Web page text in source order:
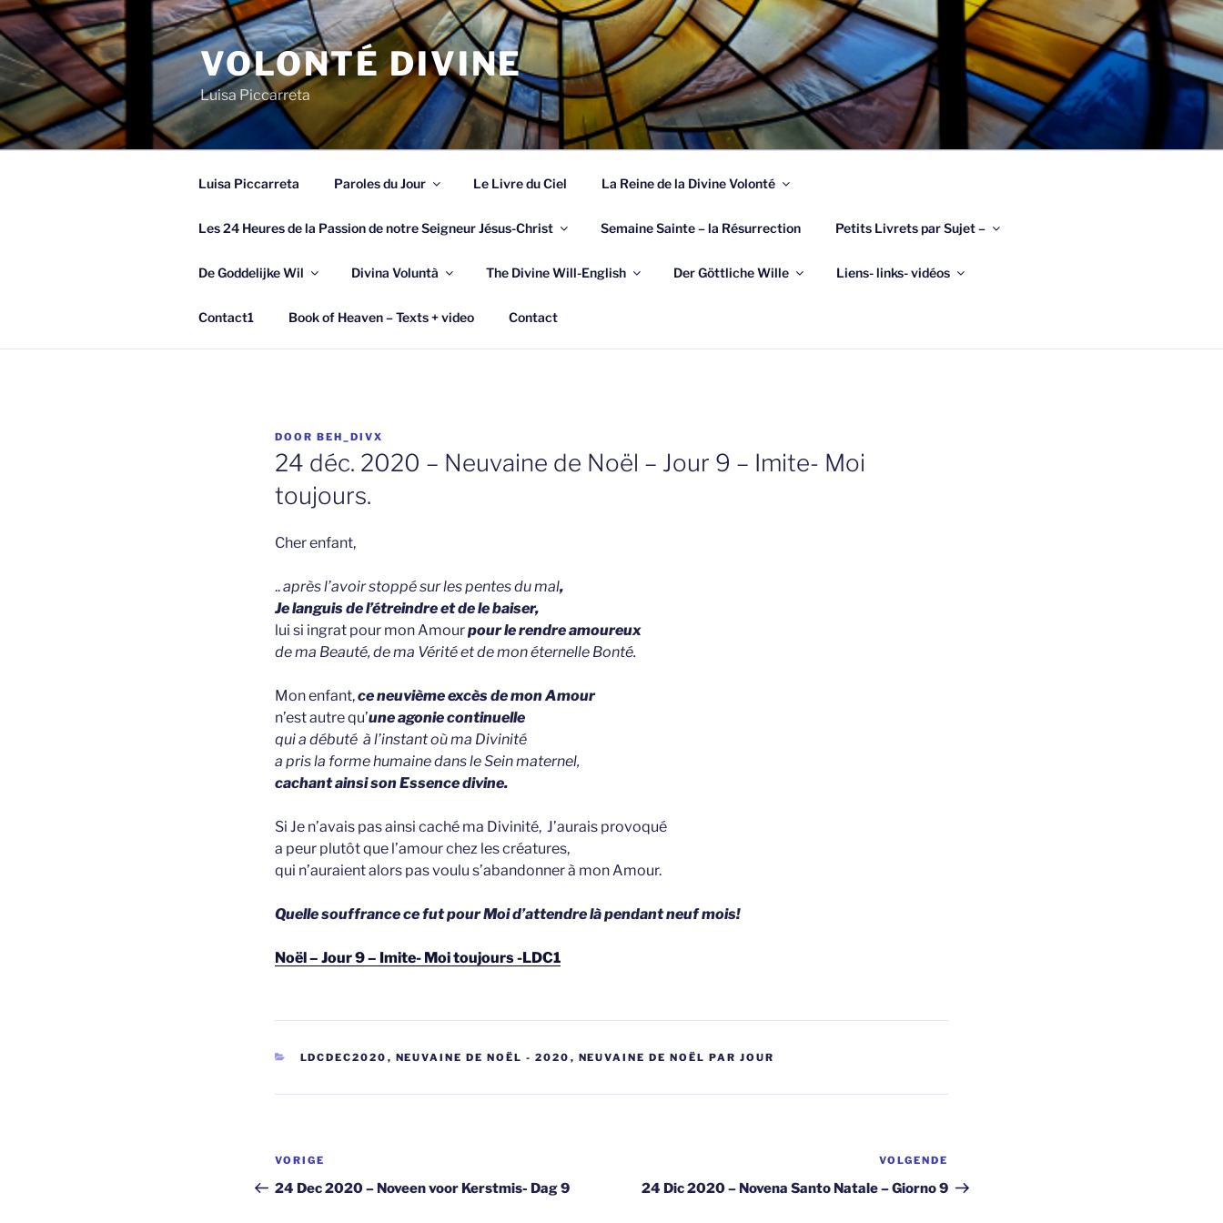
Spring
naar
de
inhoud
VOLONTÉ DIVINE
Luisa Piccarreta
Luisa Piccarreta Paroles du Jour Le Livre du Ciel La Reine de la Divine Volonté
Les 24 Heures de la Passion de notre Seigneur Jésus-Christ Semaine Sainte – la Résurrection Petits Livrets par Sujet –
De Goddelijke Wil Divina Voluntà The Divine Will-English Der Göttliche Wille Liens- links- vidéos
Contact1 Book of Heaven – Texts + video Contact
GEPLAATST
OP
DOOR BEH_DIVX
24 déc. 2020 – Neuvaine de Noël – Jour 9 – Imite- Moi
toujours.
Cher enfant,
..après l’avoir stoppé sur les pentes du mal,
Je languis de l’étreindre et de le baiser,
lui si ingrat pour mon Amourpour le rendre amoureux
de ma Beauté, de ma Vérité et de mon éternelle Bonté.
Mon enfant,ce neuvième excès de mon Amour
n’est autre qu’une agonie continuelle
qui a débuté à l’instant où ma Divinité
a pris la forme humaine dans le Sein maternel,
cachant ainsison Essence divine.
Si Je n’avais pas ainsi caché ma Divinité, J’aurais provoqué
a peur plutôt que l’amour chez les créatures,
qui n’auraient alors pas voulu s’abandonner à mon Amour.
Quelle souffrance ce fut pour Moi d’attendre là pendant neuf mois!
Noël – Jour 9 – Imite- Moi toujours -LDC1
CATEGORIEËN
LDCDEC2020 , NEUVAINE DE NOËL - 2020 , NEUVAINE DE NOËL PAR JOUR
Berichtnavigatie
Vorig
bericht
VORIGE
24 Dec 2020 – Noveen voor Kerstmis- Dag 9
bericht
VOLGENDE
24 Dic 2020 – Novena Santo Natale – Giorno 9